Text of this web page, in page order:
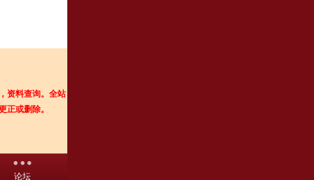
资料查询。 全站
正或删除。
论坛